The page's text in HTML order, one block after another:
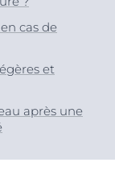
cas de
et
après une